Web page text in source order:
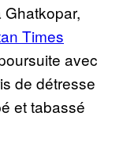
Times
avec
de détresse
et tabassé